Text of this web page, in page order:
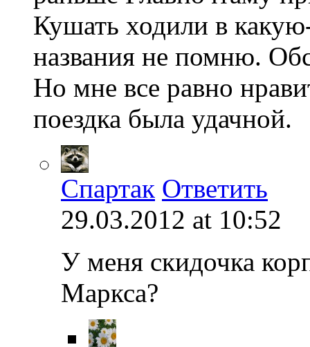
Кушать ходили в
названия не помню.
Но мне все равно
поездка была удачной.
Спартак Ответить
29.03.2012 at 10:52
У меня скидочка
Маркса?